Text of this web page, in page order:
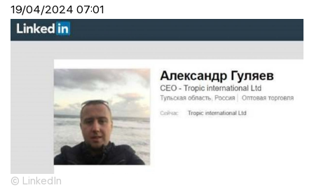
19/04/2024 07:01
© LinkedIn